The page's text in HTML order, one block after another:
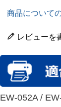
商品について
レビューを
EW-052A /